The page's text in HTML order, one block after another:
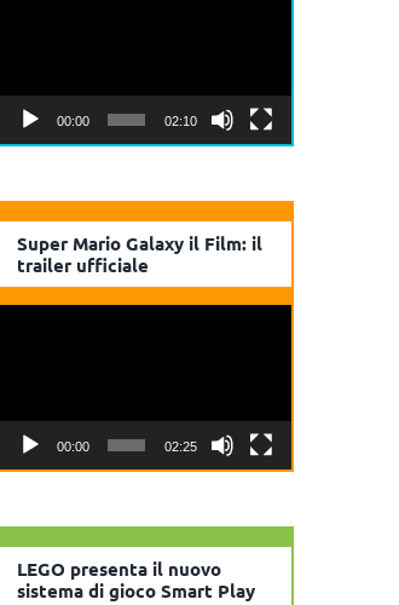
00:00 02:10
Super Mario Galaxy il Film: il
trailer ufficiale
00:00 02:25
LEGO presenta il nuovo
sistema di gioco Smart Play